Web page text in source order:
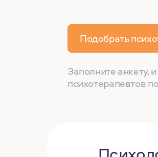
Подобрать
Заполните анкету,
психотерапевтов